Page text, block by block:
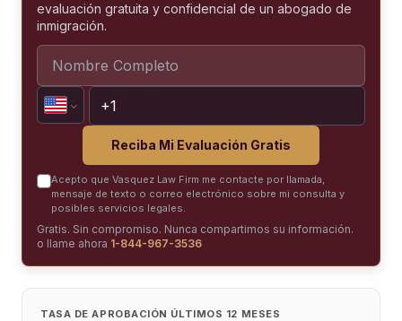
evaluación gratuita y confidencial de un abogado de
inmigración.
Reciba Mi Evaluación Gratis
Acepto que Vasquez Law Firm me contacte por llamada,
mensaje de texto o correo electrónico sobre mi consulta y
posibles servicios legales.
Gratis. Sin compromiso. Nunca compartimos su información.
o llame ahora 1-844-967-3536
TASA DE APROBACIÓN ÚLTIMOS 12 MESES